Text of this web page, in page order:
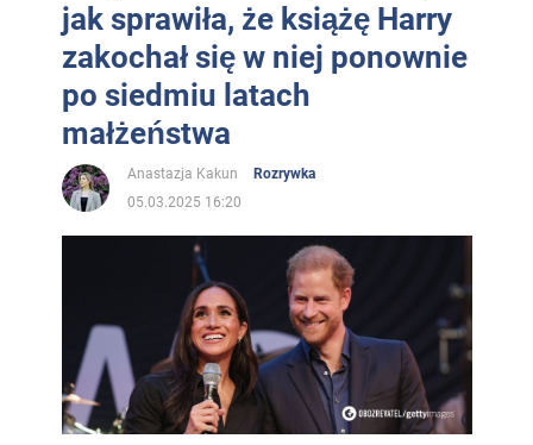
jak sprawiła, że książę Harry
zakochał się w niej ponownie
po siedmiu latach
małżeństwa
Anastazja Kakun
Rozrywka
05.03.2025 16:20